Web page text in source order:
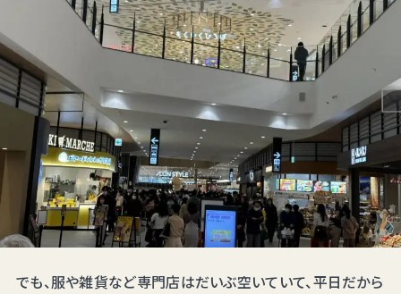
でも、服や雑貨など専門店はだいぶ空いていて、平日だから